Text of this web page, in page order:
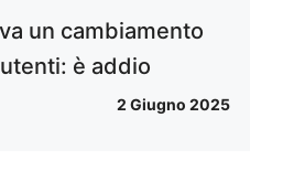
un cambiamento
è addio
2 Giugno 2025